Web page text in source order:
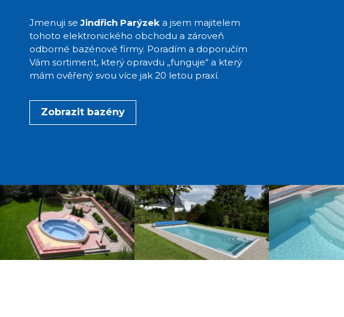
Jmenuji seJindřich Parýzeka jsem majitelem
tohoto elektronického obchodu a zároveň
odborné bazénové firmy. Poradím a doporučím
Vám sortiment, který opravdu „funguje“ a který
mám ověřený svou více jak 20 letou praxí.
Zobrazit bazény